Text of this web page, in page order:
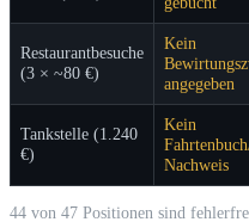
Restaurantbesuche
(3 × ~80 €)
Kein
angegeben
Tankstelle (1.240
€)
Kein
Nachweis
44 von 47 Positionen sind